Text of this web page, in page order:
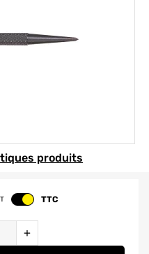
Changer le prix
TTC
+
produits